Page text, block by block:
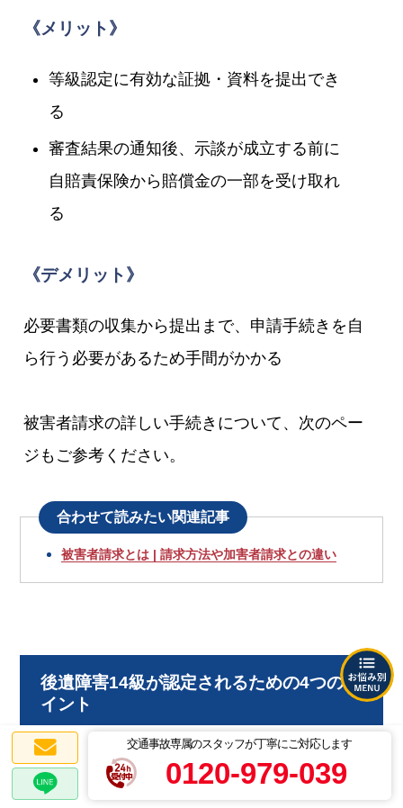
交通事故専属のスタッフが丁寧にご対応します
0120-979-039
《メリット》
等級認定に有効な証拠・資料を提出でき
る
審査結果の通知後、示談が成立する前に
自賠責保険から賠償金の一部を受け取れ
る
《デメリット》
必要書類の収集から提出まで、申請手続きを自
ら行う必要があるため手間がかかる
被害者請求の詳しい手続きについて、次のペー
ジもご参考ください。
合わせて読みたい関連記事
被害者請求とは | 請求方法や加害者請求との違い
後遺障害14級が認定されるための4つのポ
イント
後遺障害14級は簡単に認められるものではな